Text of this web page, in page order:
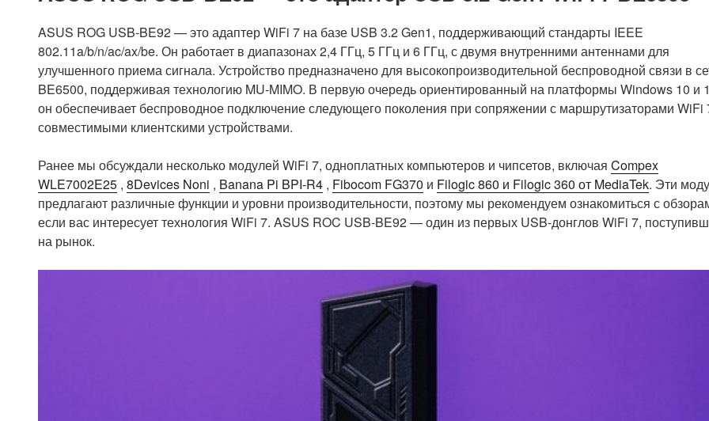
ASUS ROG USB-BE92 — это адаптер WiFi 7 на базе USB 3.2 Gen1, поддерживающий стандарты IEEE
802.11a/b/n/ac/ax/be. Он работает в диапазонах 2,4 ГГц, 5 ГГц и 6 ГГц, с двумя внутренними антеннами для
улучшенного приема сигнала. Устройство предназначено для высокопроизводительной беспроводной связи в
BE6500, поддерживая технологию MU-MIMO. В первую очередь ориентированный на платформы Windows 10 и
он обеспечивает беспроводное подключение следующего поколения при сопряжении с маршрутизаторами WiFi
совместимыми клиентскими устройствами.
Ранее мы обсуждали несколько модулей WiFi 7, одноплатных компьютеров и чипсетов, включая Compex
WLE7002E25 , 8Devices Noni , Banana Pi BPI-R4 , Fibocom FG370 и Filogic 860 и Filogic 360 от MediaTek. Эти
предлагают различные функции и уровни производительности, поэтому мы рекомендуем ознакомиться с
если вас интересует технология WiFi 7. ASUS ROC USB-BE92 — один из первых USB-донглов WiFi 7,
на рынок.